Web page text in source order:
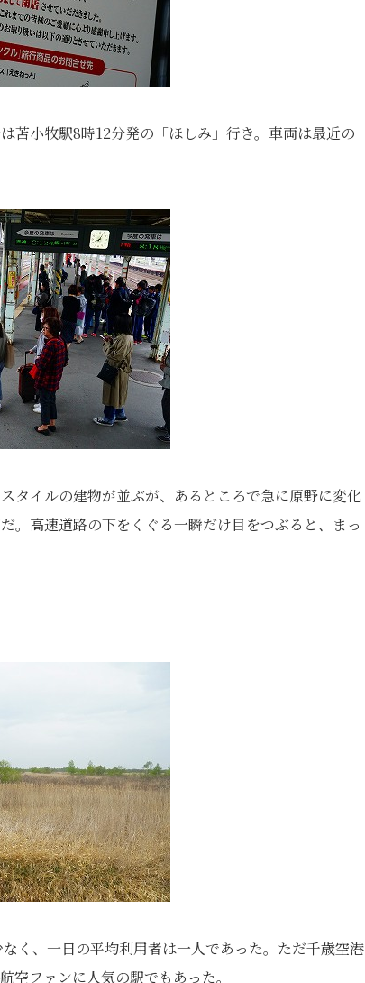
苫小牧駅8時12分発の「ほしみ」行き。車両は最近の
タイルの建物が並ぶが、あるところで急に原野に変化
。高速道路の下をくぐる一瞬だけ目をつぶると、まっ
く、一日の平均利用者は一人であった。ただ千歳空港
空ファンに人気の駅でもあった。